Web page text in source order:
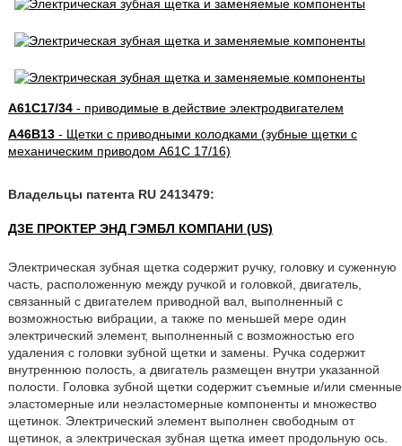
A61C17/34- приводимые в действие электродвигателем
A46B13- Щетки с приводными колодками (зубные щетки с
механическим приводом A61C 17/16)
Владельцы патента RU 2413479:
ДЗЕ ПРОКТЕР ЭНД ГЭМБЛ КОМПАНИ (US)
Электрическая зубная щетка содержит ручку, головку и суженную
часть, расположенную между ручкой и головкой, двигатель,
связанный с двигателем приводной вал, выполненный с
возможностью вибрации, а также по меньшей мере один
электрический элемент, выполненный с возможностью его
удаления с головки зубной щетки и замены. Ручка содержит
внутреннюю полость, а двигатель размещен внутри указанной
полости. Головка зубной щетки содержит съемные и/или сменные
эластомерные или неэластомерные компоненты и множество
щетинок. Электрический элемент выполнен свободным от
щетинок, а электрическая зубная щетка имеет продольную ось.